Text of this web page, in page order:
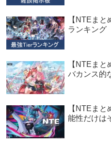
【NTEま
ランキング
【NTEま
バカンス的
【NTEま
能性だけは